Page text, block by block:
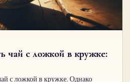
чай с ложкой в кружке:
с ложкой в кружке. Однако